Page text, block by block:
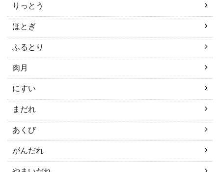
りっとう
ほとぎ
ふるとり
肉月
にすい
まだれ
あくび
がんだれ